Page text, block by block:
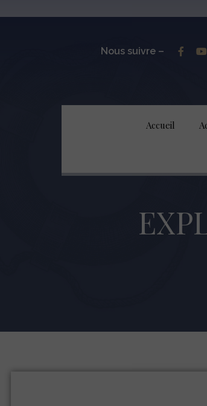
Nous suivre –
Accueil